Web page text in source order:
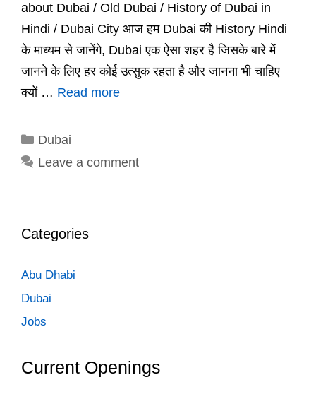
about Dubai / Old Dubai / History of Dubai in
Hindi / Dubai City आज हम Dubai की History Hindi
के माध्यम से जानेंगे, Dubai एक ऐसा शहर है जिसके बारे में
जानने के लिए हर कोई उत्सुक रहता है और जानना भी चाहिए
क्यों … Read more
Categories
Dubai
Leave a comment
Categories
Abu Dhabi
Dubai
Jobs
Current Openings